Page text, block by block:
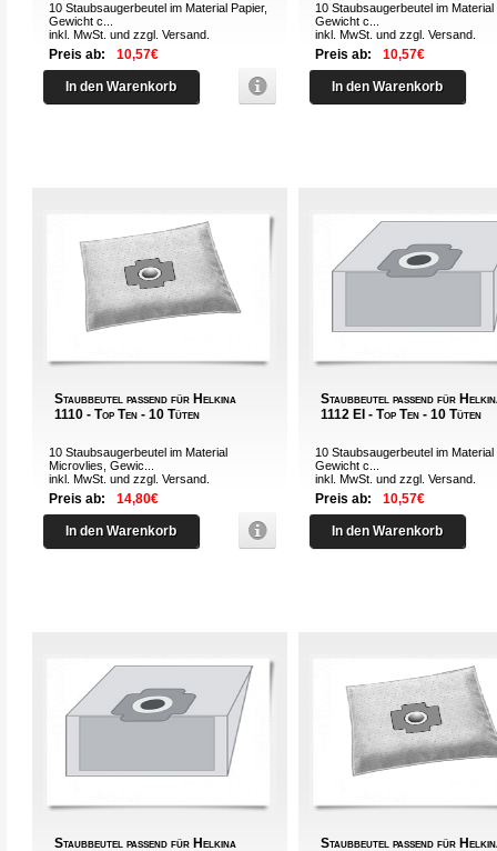
10 Staubsaugerbeutel im Material Papier,
Gewicht c...
inkl. MwSt. und zzgl.Versand
Preis ab: 10,57€
In den Warenkorb
10 Staubsaugerbeutel im Material
Gewicht c...
inkl. MwSt. und zzgl.Versand
Preis ab: 10,57€
In den Warenkorb
Staubbeutel passend für Helkina
1110 - Top Ten - 10 Tüten
10 Staubsaugerbeutel im Material
Microvlies, Gewic...
inkl. MwSt. und zzgl.Versand
Preis ab: 14,80€
In den Warenkorb
Staubbeutel passend für
1112 EI - Top Ten - 10 Tüten
10 Staubsaugerbeutel im Material
Gewicht c...
inkl. MwSt. und zzgl.Versand
Preis ab: 10,57€
In den Warenkorb
Staubbeutel passend für Helkina
Staubbeutel passend für